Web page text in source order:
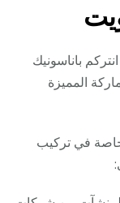
باناسونيك
المميزة
في تركيب